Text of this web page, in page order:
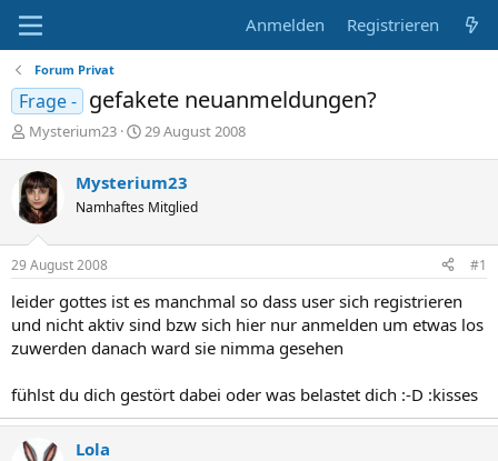
Anmelden Registrieren
Forum Privat
Frage - gefakete neuanmeldungen?
E
s
t
e
l
l
e
Mysterium23
E
t
e
l
m
29 August 2008
Mysterium23
Namhaftes Mitglied
29 August 2008 #1
leider gottes ist es manchmal so dass user sich registrieren
und nicht aktiv sind bzw sich hier nur anmelden um etwas los
zuwerden danach ward sie nimma gesehen
fühlst du dich gestört dabei oder was belastet dich :-D :kisses
Lola